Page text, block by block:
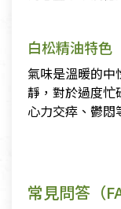
白松精油特色
氣味是溫暖的中
靜，對於過度忙
心力交瘁、鬱悶
常見問答（